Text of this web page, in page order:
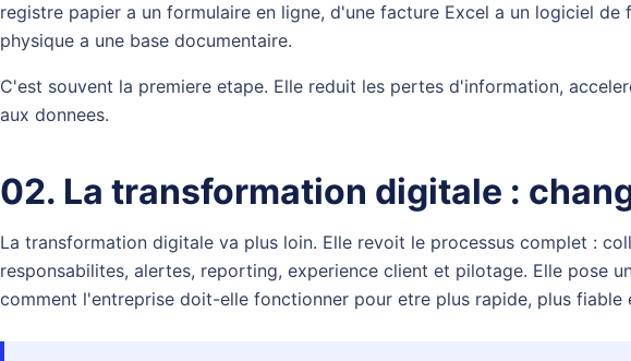
registre papier a un formulaire en ligne, d'une facture Excel a un logiciel
physique a une base documentaire.
C'est souvent la premiere etape. Elle reduit les pertes d'information,
aux donnees.
02. La transformation digitale :
La transformation digitale va plus loin. Elle revoit le processus complet :
responsabilites, alertes, reporting, experience client et pilotage. Elle pose
comment l'entreprise doit-elle fonctionner pour etre plus rapide, plus fiable